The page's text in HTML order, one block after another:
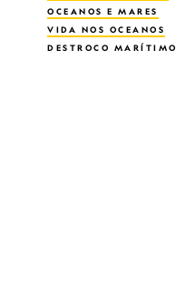
OCEANOS E MARES
VIDA NOS OCEANOS
DESTROÇO MARÍTIMO